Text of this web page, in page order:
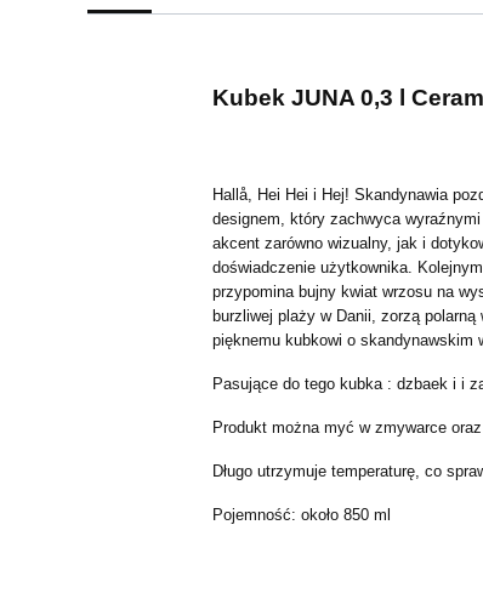
Kubek JUNA 0,3 l
Hallå, Hei Hei i Hej! Skandynawia
designem, który zachwyca
akcent zarówno wizualny, jak i
doświadczenie użytkownika.
przypomina bujny kwiat wrzosu na
burzliwej plaży w Danii, zorzą
pięknemu kubkowi o skandynawskim
Pasujące do tego kubka : dzbaek i i
Produkt można myć w zmywarce
Długo utrzymuje temperaturę, co
Pojemność: około 850 ml